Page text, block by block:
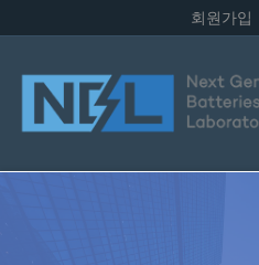
회원가입